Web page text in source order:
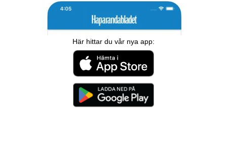
Här hittar du vår nya app: